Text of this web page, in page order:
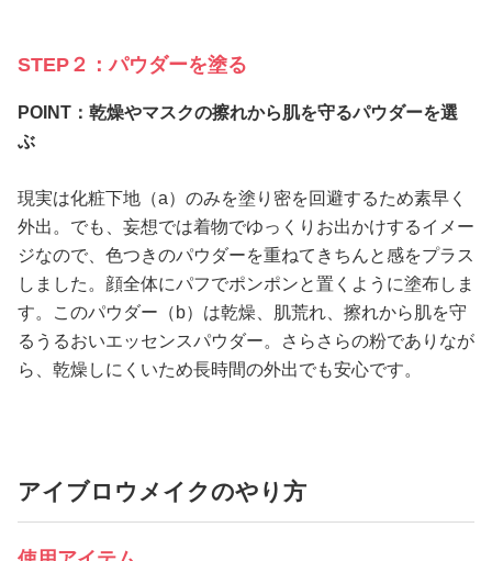
STEP２：パウダーを塗る
POINT：乾燥やマスクの擦れから肌を守るパウダーを選
ぶ
現実は化粧下地（a）のみを塗り密を回避するため素早く
外出。でも、妄想では着物でゆっくりお出かけするイメー
ジなので、色つきのパウダーを重ねてきちんと感をプラス
しました。顔全体にパフでポンポンと置くように塗布しま
す。このパウダー（b）は乾燥、肌荒れ、擦れから肌を守
るうるおいエッセンスパウダー。さらさらの粉でありなが
ら、乾燥しにくいため長時間の外出でも安心です。
アイブロウメイクのやり方